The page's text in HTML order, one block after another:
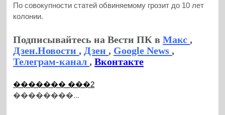
По совокупности статей обвиняемому грозит до 10 лет
колонии.
Подписывайтесь на Вести ПК вМакс,
Дзен.Новости, Дзен, Google News,
Телеграм-канал,Вконтакте
������� ���2
��������...